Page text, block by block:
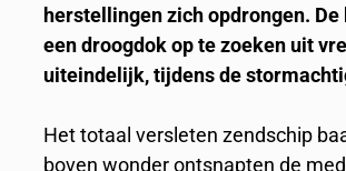
herstellingen zich opdrongen.
een droogdok op te zoeken uit
uiteindelijk, tijdens de
Het totaal versleten zendschip
boven wonder ontsnapten de